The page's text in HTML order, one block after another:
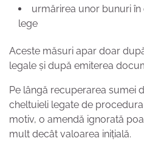
urmărirea unor bunuri
lege
Aceste măsuri apar doar
legale și după emiterea
Pe lângă recuperarea sumei
cheltuieli legate de
motiv, o amendă ignorată
mult decât valoarea inițială.